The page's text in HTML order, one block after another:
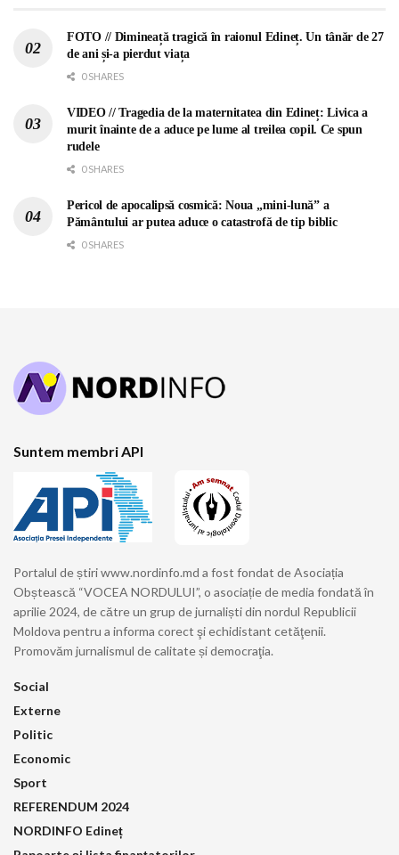
FOTO // Dimineață tragică în raionul Edineț. Un tânăr de 27
de ani și-a pierdut viața
0 SHARES
VIDEO // Tragedia de la maternitatea din Edineț: Livica a
murit înainte de a aduce pe lume al treilea copil. Ce spun
rudele
0 SHARES
Pericol de apocalipsă cosmică: Noua „mini-lună” a
Pământului ar putea aduce o catastrofă de tip biblic
0 SHARES
Suntem membri API
Portalul de știri www.nordinfo.md a fost fondat de Asociația
Obștească “VOCEA NORDULUI”, o asociație de media fondată în
aprilie 2024, de către un grup de jurnaliști din nordul Republicii
Moldova pentru a informa corect şi echidistant cetăţenii.
Promovăm jurnalismul de calitate și democraţia.
Social
Externe
Politic
Economic
Sport
REFERENDUM 2024
NORDINFO Edineț